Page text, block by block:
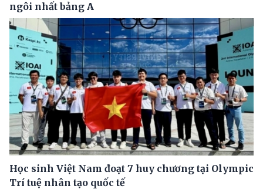
ngôi nhất bảng A
Học sinh Việt Nam đoạt 7 huy chương tại Olympic
Trí tuệ nhân tạo quốc tế